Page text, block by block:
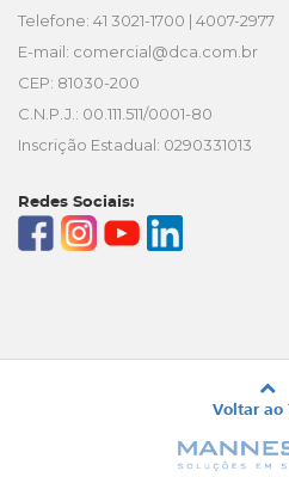
Telefone: 41 3021-1700 | 4007-2977
E-mail: comercial@dca.com.br
CEP: 81030-200
C.N.P.J.: 00.111.511/0001-80
Inscrição Estadual: 0290331013
Redes Sociais:
Voltar ao